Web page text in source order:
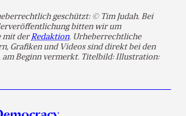
geschützt: © Tim Judah. Bei
bitten wir um
mit derRedaktion. Urheberrechtliche
Grafiken und Videos sind direkt bei den
am Beginn vermerkt. Titelbild: Illustration: